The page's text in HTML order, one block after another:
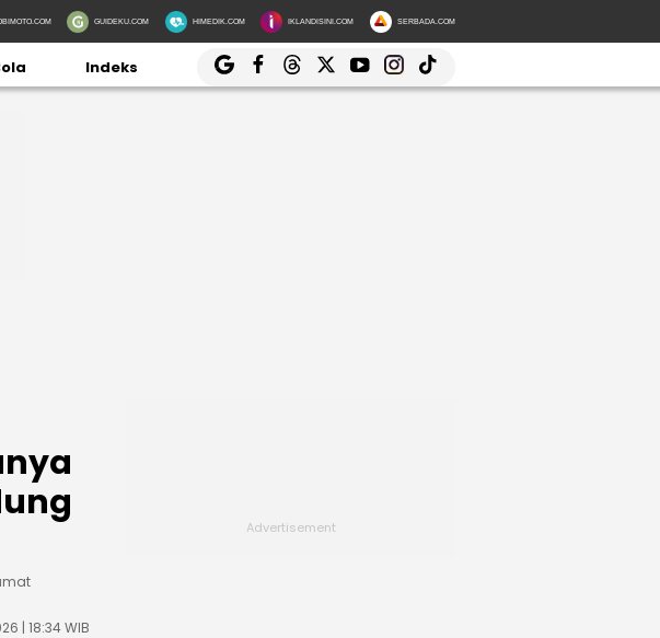
GUIDEKU.COM HIMEDIK.COM IKLANDISINI.COM SERBADA.COM
Indeks
| 18:34 WIB